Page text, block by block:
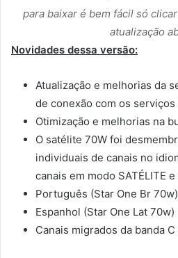
para baixar é bem fácil só
atualização
Novidades dessa versão:
Atualização e melhorias da
de conexão com os serviços
Otimização e melhorias na
O satélite 70W foi
individuais de canais no
canais em modo SATÉLITE
Português (Star One Br 70w)
Espanhol (Star One Lat 70w)
Canais migrados da banda